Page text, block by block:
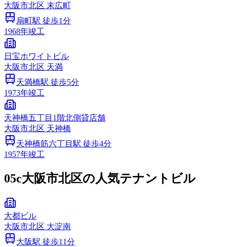
大阪市北区 末広町
扇町駅 徒歩1分
1968年竣工
日宝ホワイトビル
大阪市北区 天満
天満橋駅 徒歩5分
1973年竣工
天神橋五丁目1階北側貸店舗
大阪市北区 天神橋
天神橋筋六丁目 駅 徒歩4分
1957年竣工
05c大阪市北区の人気テナントビル
大都ビル
大阪市北区 大淀南
大阪駅 徒歩11分